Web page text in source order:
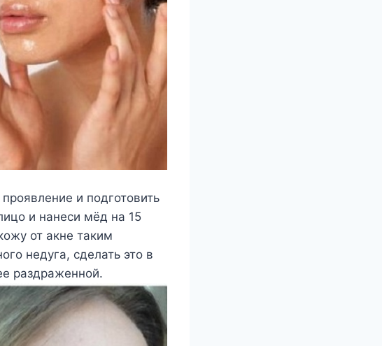
и подготовить
и нанеси мёд на 15
от акне таким
недуга, сделать это в
раздраженной.